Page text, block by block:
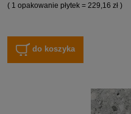
( 1 opakowanie płytek = 229,16 zł )
do koszyka